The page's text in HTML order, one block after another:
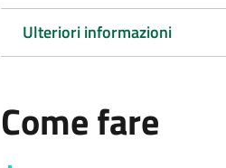
Ulteriori informazioni
Come fare